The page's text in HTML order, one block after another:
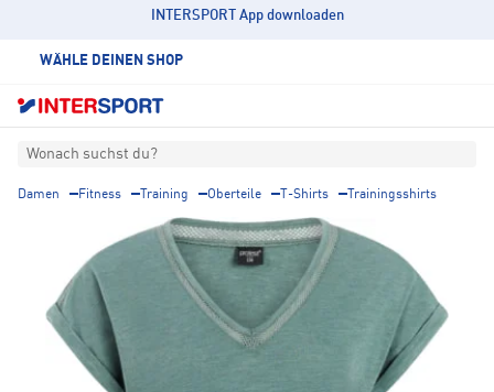
INTERSPORT App downloaden
WÄHLE DEINEN SHOP
Wonach suchst du?
Damen Fitness Training Oberteile T-Shirts Trainingsshirts